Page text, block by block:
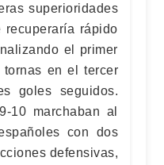
superioridades
rápido
el primer
en el tercer
goles seguidos.
10 marchaban al
con dos
defensivas,